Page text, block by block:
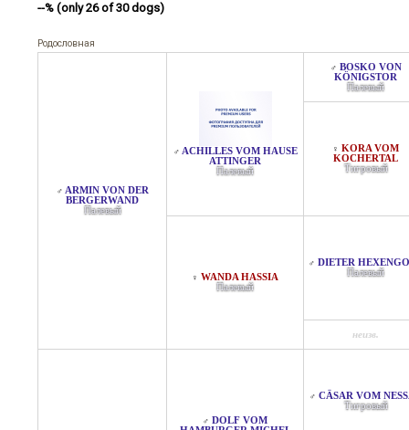
--% (only 26 of 30 dogs)
Родословная
♂ ARMIN VON DER
BERGERWAND
Палевый
♂ ACHILLES VOM HAUSE
ATTINGER
Палевый
♂ BOSKO VON
KÖNIGSTOR
Палевый
♀ KORA VOM
KOCHERTAL
Тигровый
♀ WANDA HASSIA
Палевый
♂ DIETER
Палевый
неизв.
♂ DOLF VOM
♂ CÄSAR VOM
Тигровый